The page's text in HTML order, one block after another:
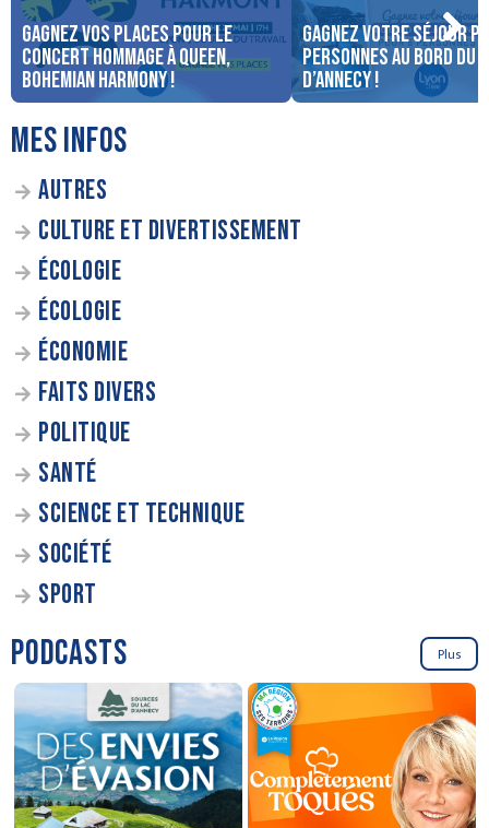
Gagnez vos places pour le
concert Hommage à Queen,
Bohemian Harmony !
Gagnez votre séjour
personnes au bord du
d’Annecy !
MES INFOS
AUTRES
CULTURE ET DIVERTISSEMENT
ÉCOLOGIE
ÉCOLOGIE
ÉCONOMIE
FAITS DIVERS
POLITIQUE
SANTÉ
SCIENCE ET TECHNIQUE
SOCIÉTÉ
SPORT
PODCASTS Plus